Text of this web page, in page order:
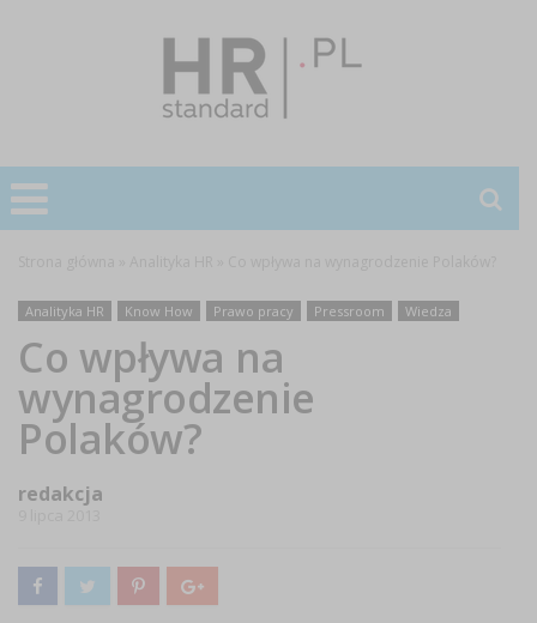
Analityka HR Know How Prawo pracy Pressroom Wiedza
Co wpływa na
wynagrodzenie
Polaków?
redakcja